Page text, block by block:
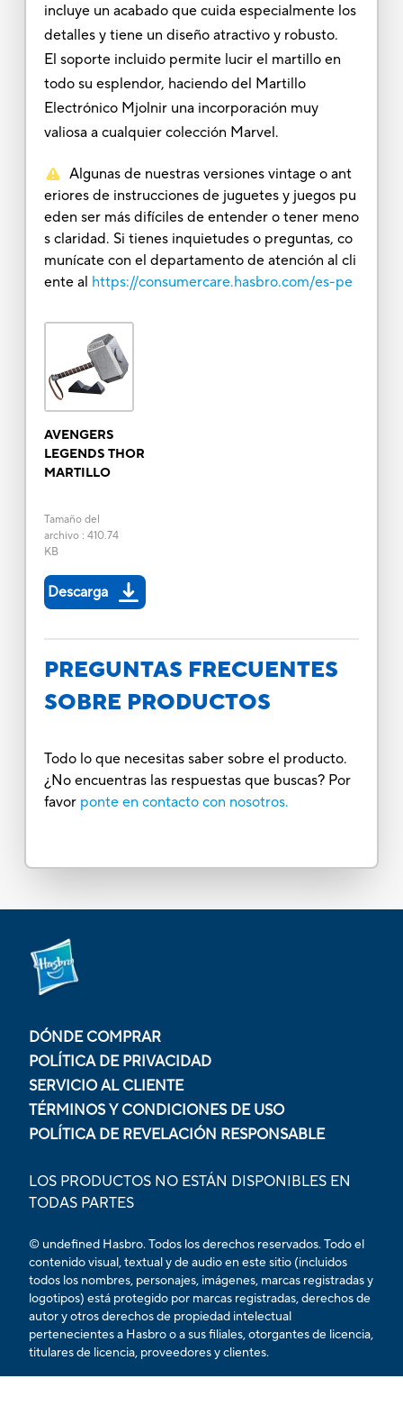
incluye un acabado que cuida especialmente los
detalles y tiene un diseño atractivo y robusto.
El soporte incluido permite lucir el martillo en
todo su esplendor, haciendo del Martillo
Electrónico Mjolnir una incorporación muy
valiosa a cualquier colección Marvel.
Algunas de nuestras versiones vintage o ant
eriores de instrucciones de juguetes y juegos pu
eden ser más difíciles de entender o tener meno
s claridad. Si tienes inquietudes o preguntas, co
munícate con el departamento de atención al cli
ente al https://consumercare.hasbro.com/es-pe
AVENGERS
LEGENDS THOR
MARTILLO
Tamaño del
archivo: 410.74
KB
Descarga
PREGUNTAS FRECUENTES
SOBRE PRODUCTOS
Todo lo que necesitas saber sobre el producto.
¿No encuentras las respuestas que buscas? Por
favor ponte en contacto con nosotros.
DÓNDE COMPRAR
POLÍTICA DE PRIVACIDAD
SERVICIO AL CLIENTE
TÉRMINOS Y CONDICIONES DE USO
POLÍTICA DE REVELACIÓN RESPONSABLE
LOS PRODUCTOS NO ESTÁN DISPONIBLES EN
TODAS PARTES
© undefined Hasbro. Todos los derechos reservados. Todo el
contenido visual, textual y de audio en este sitio (incluidos
todos los nombres, personajes, imágenes, marcas registradas y
logotipos) está protegido por marcas registradas, derechos de
autor y otros derechos de propiedad intelectual
pertenecientes a Hasbro o a sus filiales, otorgantes de licencia,
titulares de licencia, proveedores y clientes.